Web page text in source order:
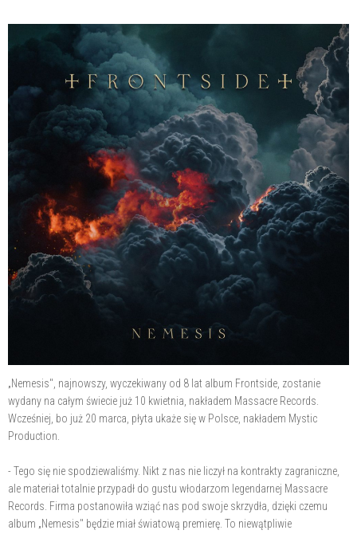
„Nemesis", najnowszy, wyczekiwany od 8 lat album Frontside, zostanie
wydany na całym świecie już 10 kwietnia, nakładem Massacre Records.
Wcześniej, bo już 20 marca, płyta ukaże się w Polsce, nakładem Mystic
Production.
- Tego się nie spodziewaliśmy. Nikt z nas nie liczył na kontrakty zagraniczne,
ale materiał totalnie przypadł do gustu włodarzom legendarnej Massacre
Records. Firma postanowiła wziąć nas pod swoje skrzydła, dzięki czemu
album „Nemesis" będzie miał światową premierę. To niewątpliwie